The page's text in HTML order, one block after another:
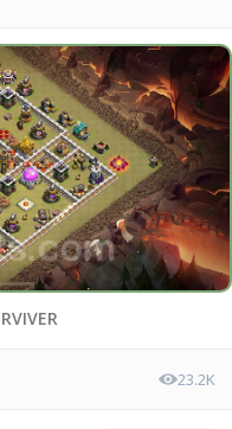
23.2K